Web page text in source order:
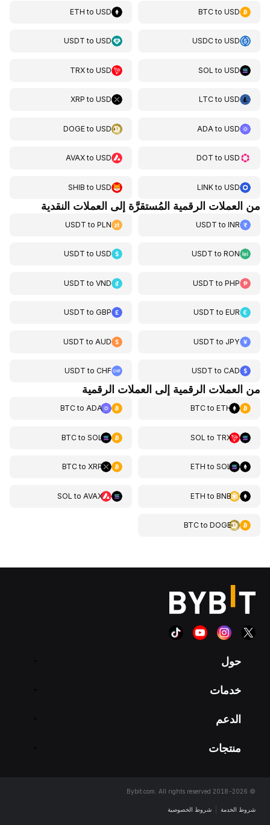
BTCtoUSD
ETH toUSD
USDCtoUSD
USDT toUSD
SOL toUSD
TRXtoUSD
LTCtoUSD
XRP toUSD
ADA toUSD
DOGEtoUSD
DOT toUSD
AVAXtoUSD
LINKtoUSD
SHIB toUSD
من العملات الرقمية المُستقرَّة إلى العملات النقدية
USDT toINR
USDT toPLN
USDT toRON
USDT toUSD
USDT toPHP
USDT toVND
USDT toEUR
USDT toGBP
USDT toJPY
USDT to AUD
USDT toCAD
USDT toCHF
من العملات الرقمية إلى العملات الرقمية
BTCtoETH
BTCtoADA
SOL to TRX
BTCtoSOL
ETH toSOL
BTCtoXRP
ETH toBNB
SOL toAVAX
BTCtoDOGE
حول
خدمات
الدعم
منتجات
© 2018-2026 Bybit.com. All rights reserved.
شروط الخدمة شروط الخصوصية